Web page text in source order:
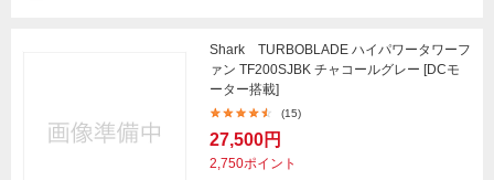
Shark TURBOBLADE ハイパワータワーフ
ァン TF200SJBK チャコールグレー [DCモ
ーター搭載]
(15)
27,500円
2,750ポイント